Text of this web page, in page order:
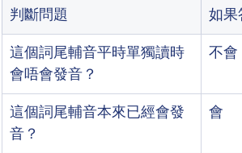
判斷問題 如果
這個詞尾輔音平時單獨讀時
會唔會發音？
不會
這個詞尾輔音本來已經會發
音？
會